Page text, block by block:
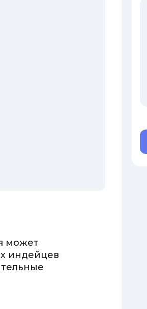
может
индейцев